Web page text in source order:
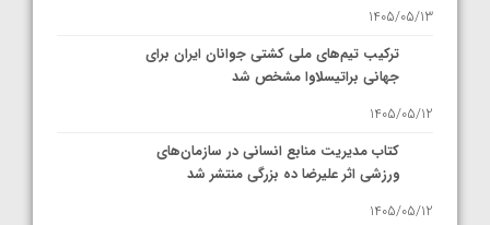
1405/05/13
ترکیب تیم‌های ملی کشتی جوانان ایران برای
جهانی براتیسلاوا مشخص شد
1405/05/12
کتاب مدیریت منابع انسانی در سازمان‌های
ورزشی اثر علیرضا ده بزرگی منتشر شد
1405/05/12